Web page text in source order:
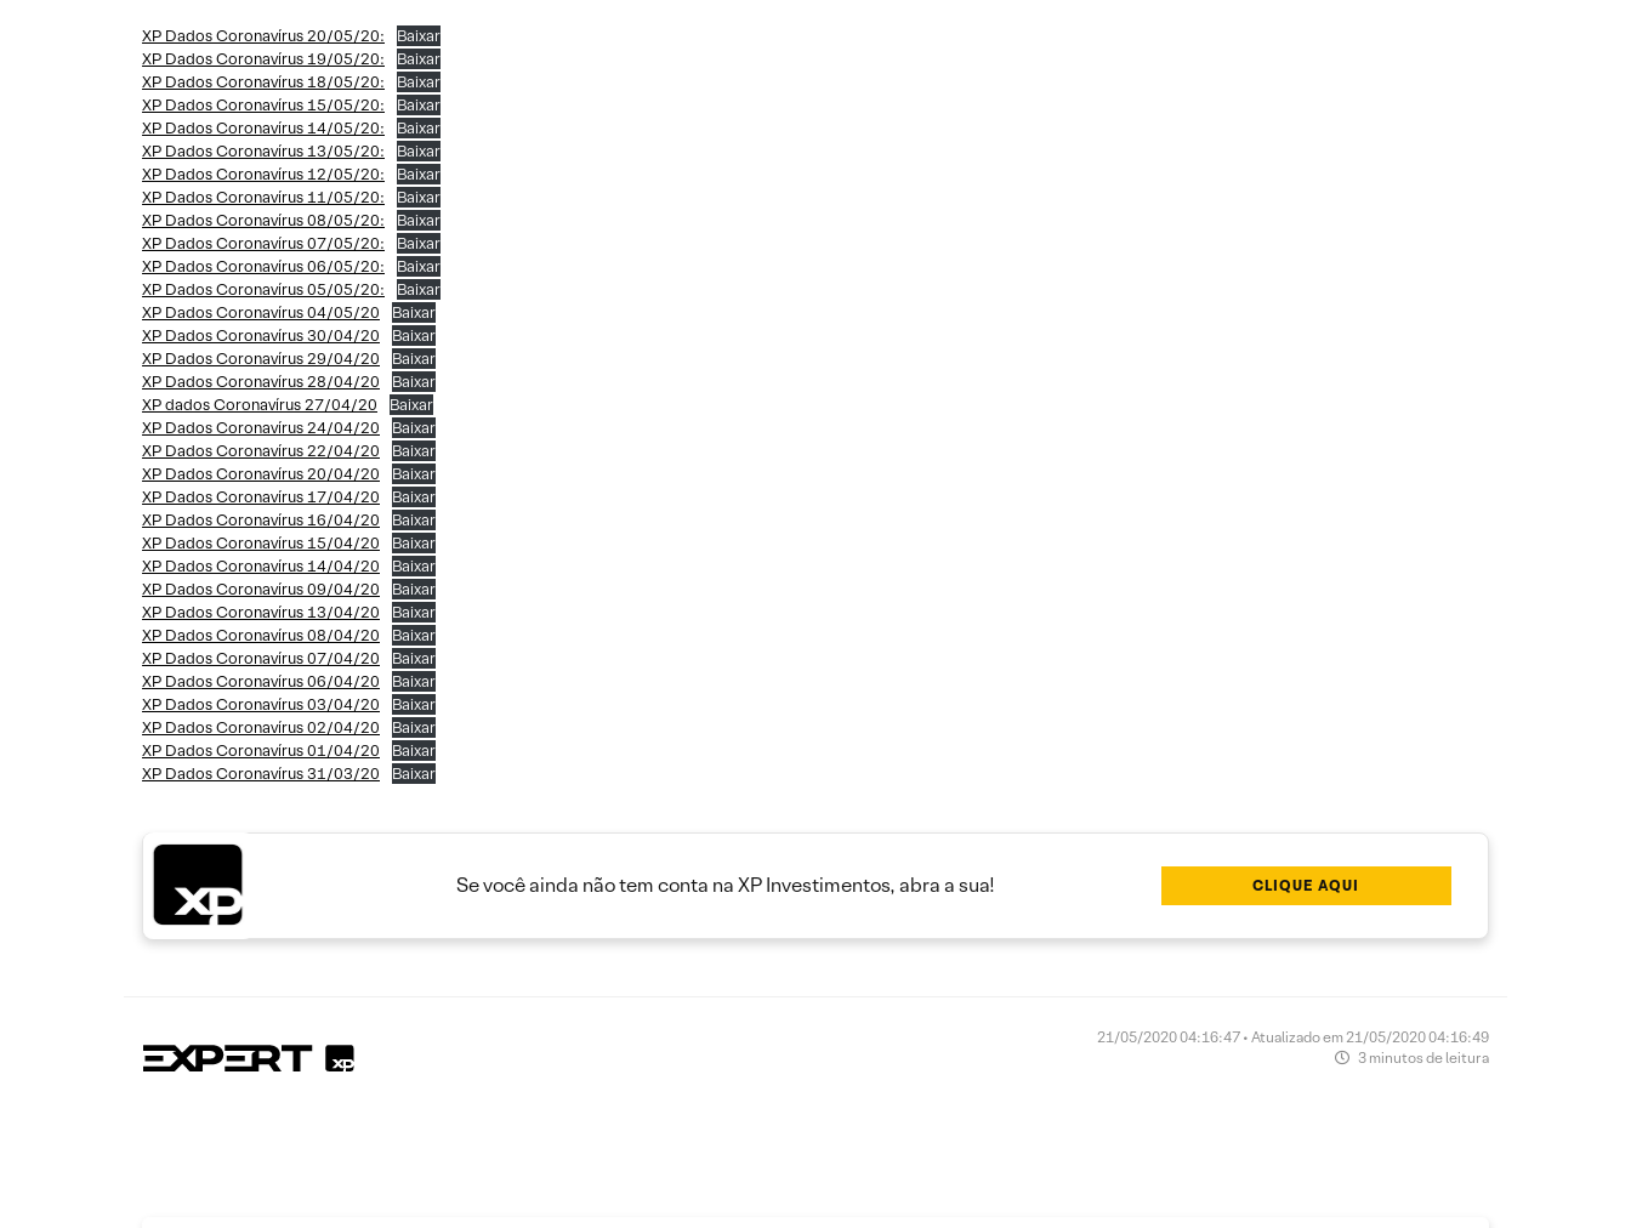
XP Dados Coronavírus 20/05/20:
Baixar
XP Dados Coronavírus 19/05/20:
Baixar
XP Dados Coronavírus 18/05/20:
Baixar
XP Dados Coronavírus 15/05/20:
Baixar
XP Dados Coronavírus 14/05/20:
Baixar
XP Dados Coronavírus 13/05/20:
Baixar
XP Dados Coronavírus 12/05/20:
Baixar
XP Dados Coronavírus 11/05/20:
Baixar
XP Dados Coronavírus 08/05/20:
Baixar
XP Dados Coronavírus 07/05/20:
Baixar
XP Dados Coronavírus 06/05/20:
Baixar
XP Dados Coronavírus 05/05/20:
Baixar
XP Dados Coronavírus 04/05/20
Baixar
XP Dados Coronavírus 30/04/20
Baixar
XP Dados Coronavírus 29/04/20
Baixar
XP Dados Coronavírus 28/04/20
Baixar
XP dados Coronavírus 27/04/20
Baixar
XP Dados Coronavírus 24/04/20
Baixar
XP Dados Coronavírus 22/04/20
Baixar
XP Dados Coronavírus 20/04/20
Baixar
XP Dados Coronavírus 17/04/20
Baixar
XP Dados Coronavírus 16/04/20
Baixar
XP Dados Coronavírus 15/04/20
Baixar
XP Dados Coronavírus 14/04/20
Baixar
XP Dados Coronavírus 09/04/20
Baixar
XP Dados Coronavírus 13/04/20
Baixar
XP Dados Coronavírus 08/04/20
Baixar
XP Dados Coronavírus 07/04/20
Baixar
XP Dados Coronavírus 06/04/20
Baixar
XP Dados Coronavírus 03/04/20
Baixar
XP Dados Coronavírus 02/04/20
Baixar
XP Dados Coronavírus 01/04/20
Baixar
XP Dados Coronavírus 31/03/20
Baixar
Se você ainda não tem conta na XP Investimentos, abra a sua! CLIQUE AQUI
21/05/2020 04:16:47 • Atualizado em 21/05/2020 04:16:49
3 minutos de leitura